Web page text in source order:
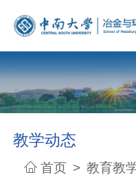
教学动态
首页 > 教育教